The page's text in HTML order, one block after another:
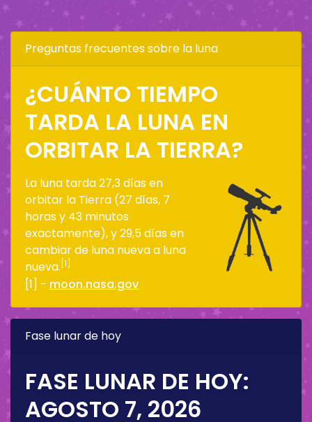
Preguntas frecuentes sobre la luna
¿CUÁNTO TIEMPO
TARDA LA LUNA EN
ORBITAR LA TIERRA?
La luna tarda 27,3 días en
orbitar la Tierra (27 días, 7
horas y 43 minutos
exactamente), y 29,5 días en
cambiar de luna nueva a luna
nueva. [1]
[1] - moon.nasa.gov
Fase lunar de hoy
FASE LUNAR DE HOY:
AGOSTO 7, 2026